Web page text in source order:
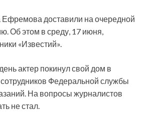
доставили на очередной
Об этом в среду, 17 июня,
«Известий».
актер покинул свой дом в
Федеральной службы
На вопросы журналистов
не стал.